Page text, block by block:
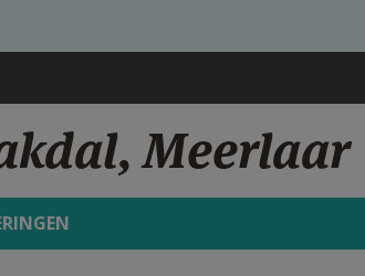
Meerlaar